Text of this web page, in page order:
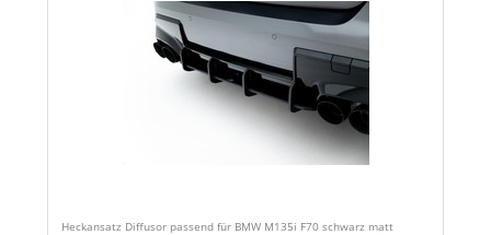
Heckansatz Diffusor passend für BMW M135i F70 schwarz matt